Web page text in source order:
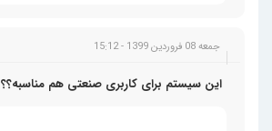
جمعه 08 فروردین 1399 - 15:12
این سیستم برای کاربری صنعتی هم مناسبه؟؟